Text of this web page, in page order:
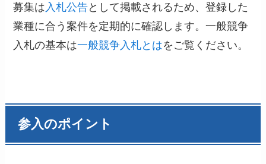
募集は 入札公告として掲載されるため、登録した
業種に合う案件を定期的に確認します。一般競争
入札の基本は一般競争入札とはをご覧ください。
参入のポイント